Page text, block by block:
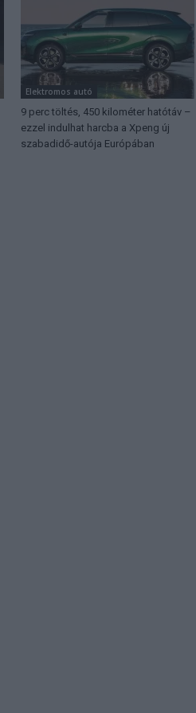
Elektromos autó
9 perc töltés, 450 kilométer hatótáv –
ezzel indulhat harcba a Xpeng új
szabadidő-autója Európában